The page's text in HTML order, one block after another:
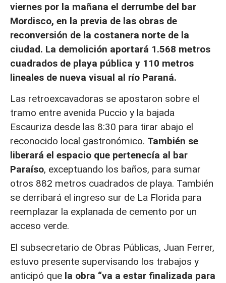
viernes por la mañana el derrumbe del bar
Mordisco, en la previa de las obras de
reconversión de la costanera norte de la
ciudad. La demolición aportará 1.568 metros
cuadrados de playa pública y 110 metros
lineales de nueva visual al río Paraná.
Las retroexcavadoras se apostaron sobre el
tramo entre avenida Puccio y la bajada
Escauriza desde las 8:30 para tirar abajo el
reconocido local gastronómico. También se
liberará el espacio que pertenecía al bar
Paraíso, exceptuando los baños, para sumar
otros 882 metros cuadrados de playa. También
se derribará el ingreso sur de La Florida para
reemplazar la explanada de cemento por un
acceso verde.
El subsecretario de Obras Públicas, Juan Ferrer,
estuvo presente supervisando los trabajos y
anticipó que la obra “va a estar finalizada para